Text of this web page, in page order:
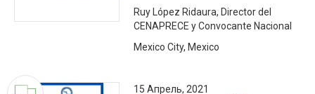
Ruy López Ridaura, Director del
CENAPRECE y Convocante Nacional
Mexico City, Mexico
15 Апрель, 2021